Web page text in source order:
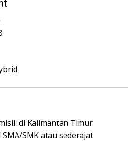
di Kalimantan Timur
SMK atau sederajat